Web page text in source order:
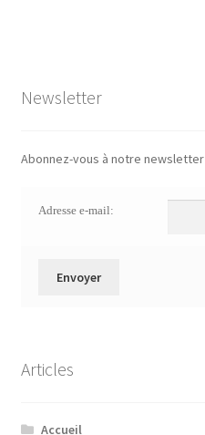
Newsletter
Abonnez-vous à notre newsletter
Adresse e-mail:
Articles
Accueil